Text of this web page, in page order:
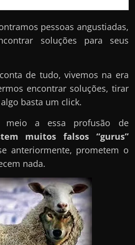
pessoas angustiadas,
soluções para seus
de tudo, vivemos na era
encontrar soluções, tirar
basta um click.
meio a essa profusão de
muitos falsos “gurus”
anteriormente, prometem o
nada.